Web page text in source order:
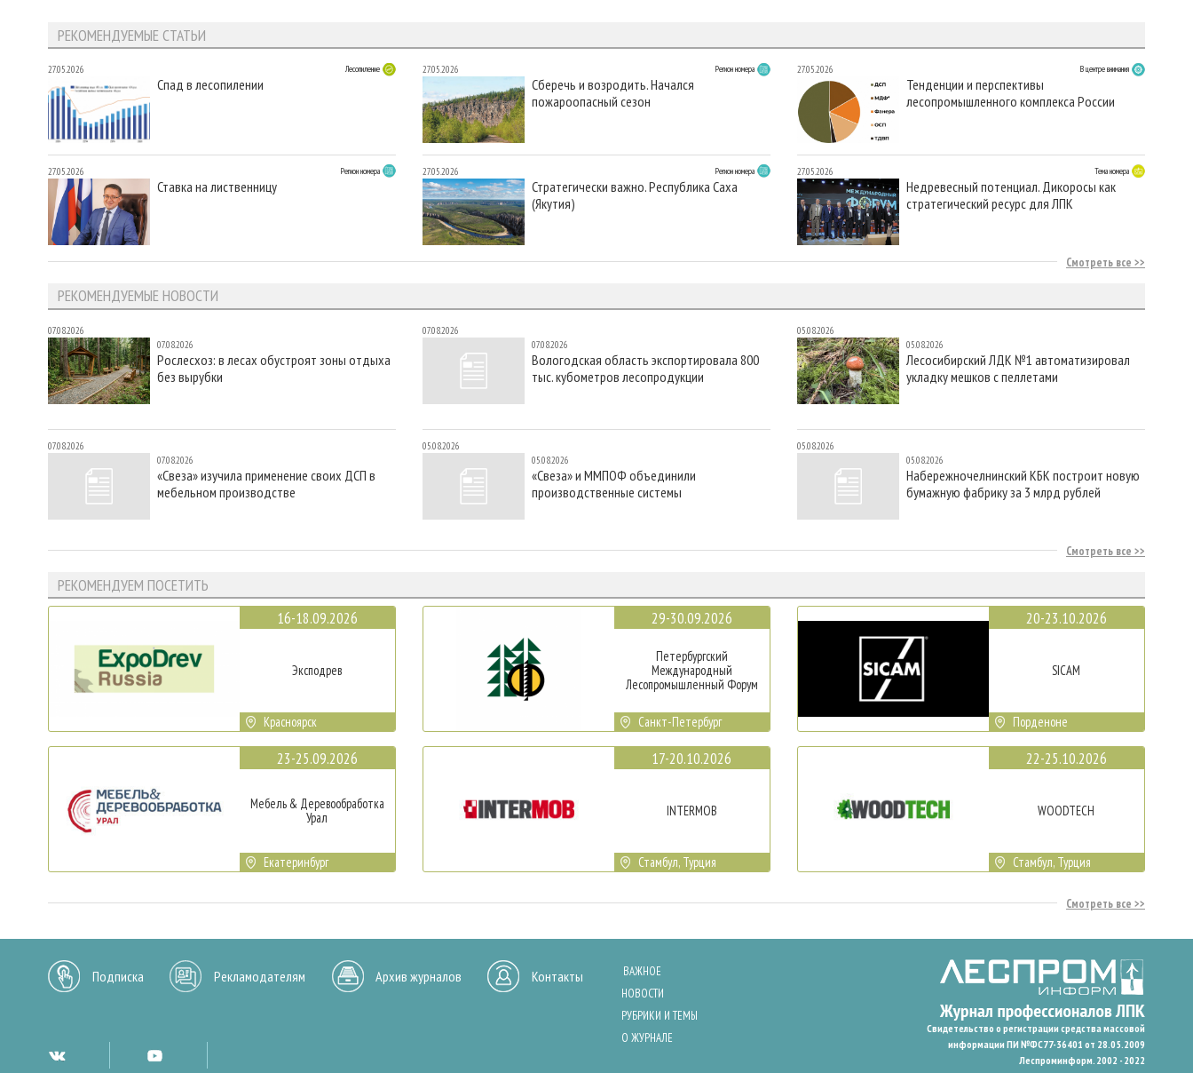
РЕКОМЕНДУЕМЫЕ СТАТЬИ
27.05.2026 Лесопиление
Спад в лесопилении
27.05.2026 Регион номера
Ставка на лиственницу
27.05.2026 Регион номера
Сберечь и возродить. Начался
пожароопасный сезон
27.05.2026 Регион номера
Стратегически важно. Республика Саха
(Якутия)
27.05.2026 В центре внимания
Тенденции и перспективы
лесопромышленного комплекса России
27.05.2026 Тема номера
Недревесный потенциал. Дикоросы как
стратегический ресурс для ЛПК
Смотреть все
РЕКОМЕНДУЕМЫЕ НОВОСТИ
07.08.2026
07.08.2026
Рослесхоз: в лесах обустроят зоны отдыха
без вырубки
07.08.2026
07.08.2026
«Свеза» изучила применение своих ДСП в
мебельном производстве
07.08.2026
07.08.2026
Вологодская область экспортировала 800
тыс. кубометров лесопродукции
05.08.2026
05.08.2026
«Свеза» и ММПОФ объединили
производственные системы
05.08.2026
05.08.2026
Лесосибирский ЛДК №1 автоматизировал
укладку мешков с пеллетами
05.08.2026
05.08.2026
Набережночелнинский КБК построит новую
бумажную фабрику за 3 млрд рублей
Смотреть все
РЕКОМЕНДУЕМ ПОСЕТИТЬ
16-18.09.2026
Эксподрев
Красноярск
23-25.09.2026
Мебель & Деревообработка
Урал
Екатеринбург
29-30.09.2026
Петербургский
Международный
Лесопромышленный Форум
Санкт-Петербург
17-20.10.2026
INTERMOB
Стамбул, Турция
20-23.10.2026
SICAM
Порденоне
22-25.10.2026
WOODTECH
Стамбул, Турция
Смотреть все
Подписка Рекламодателям Архив журналов Контакты
ВАЖНОЕ
НОВОСТИ
РУБРИКИ И ТЕМЫ
О ЖУРНАЛЕ
Свидетельство о регистрации средства массовой
информации ПИ №ФС77-36401 от 28.05.2009
Леспроминформ. 2002 - 2022